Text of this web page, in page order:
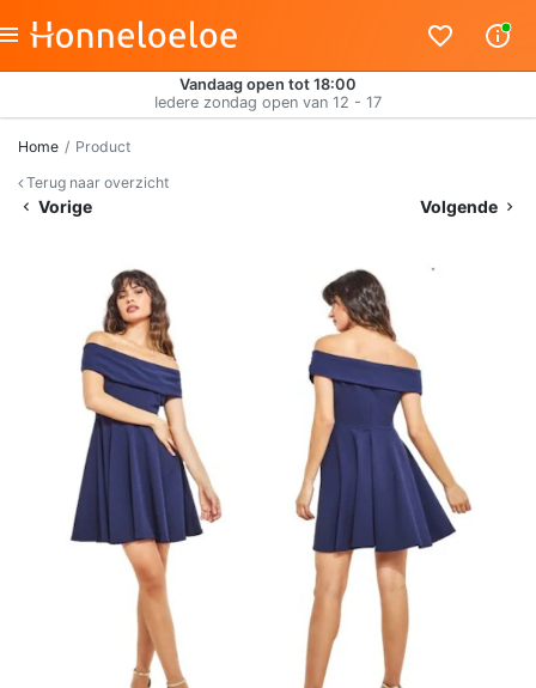
Vandaag open tot 18:00
Iedere zondag open van 12 - 17
Home
Product
Terug naar overzicht
Vorige Volgende